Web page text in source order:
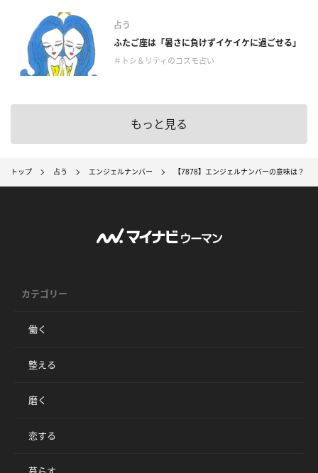
占う
ふたご座は「暑さに負けずイケイケに過ごせる」
＃トシ＆リティのコスモ占い
もっと見る
トップ 占う エンジェルナンバー 【7878】エンジェルナンバーの意味は？
カテゴリー
働く
整える
磨く
恋する